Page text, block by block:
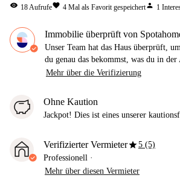
visibility 18Aufrufefavorite 4 Mal als Favorit gespeichertperson 1
Immobilie überprüft von
Unser Team hat das Haus überprüft,
du genau das bekommst, was du in der
Mehr über die Verifizierung
Ohne Kaution
Jackpot! Dies ist eines unserer
Verifizierter Vermieterstar5 (5)
Professionell ·
Mehr über diesen Vermieter